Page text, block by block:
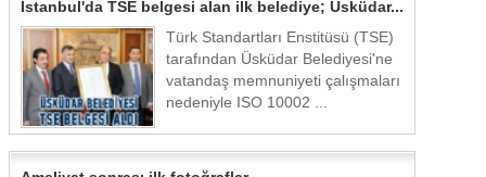
İstanbul'da TSE belgesi alan ilk belediye; Üsküdar...
Türk Standartları Enstitüsü (TSE)
tarafından Üsküdar Belediyesi'ne
vatandaş memnuniyeti çalışmaları
nedeniyle ISO 10002 ...